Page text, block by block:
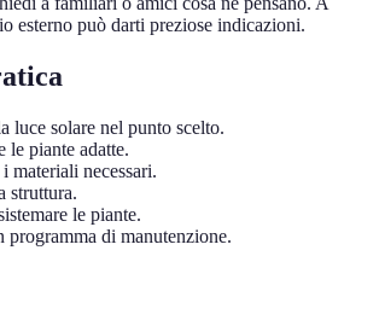
esterno può darti preziose indicazioni.
luce solare nel punto scelto.
le piante adatte.
materiali necessari.
struttura.
le piante.
programma di manutenzione.